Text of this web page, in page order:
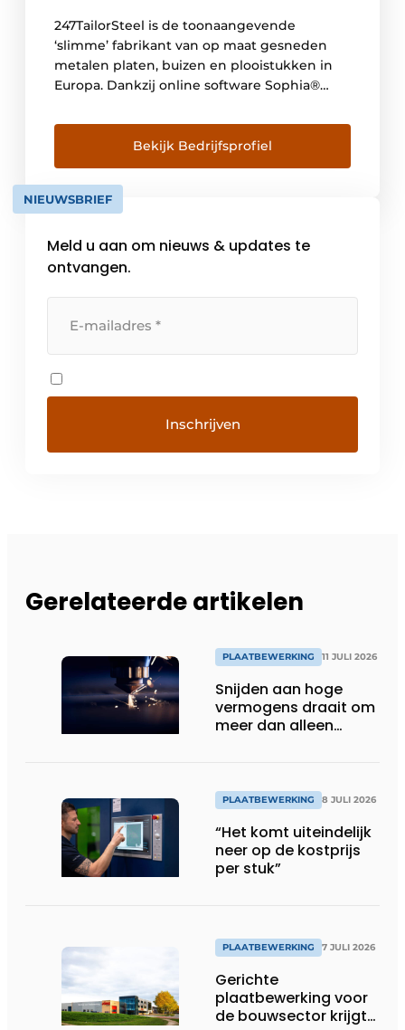
247TailorSteel is de toonaangevende
‘slimme’ fabrikant van op maat gesneden
metalen platen, buizen en plooistukken in
Europa. Dankzij online software Sophia®
dag, 7 dagen per week online bestellingen
plaatsen, in één minuut een offerte
ontvangen en hun producten binnen 48 uur
geleverd krijgen. Het bedrijf is in 2007
opgericht en heeft haar hoofdkantoor in […]
Bekijk Bedrijfsprofiel
NIEUWSBRIEF
Meld u aan om nieuws & updates te
ontvangen.
Gerelateerde artikelen
PLAATBEWERKING 11 JULI 2026
Snijden aan hoge
vermogens draait om
meer dan alleen
PLAATBEWERKING 8 JULI 2026
“Het komt uiteindelijk
neer op de kostprijs
per stuk”
PLAATBEWERKING 7 JULI 2026
Gerichte
plaatbewerking voor
de bouwsector krijgt